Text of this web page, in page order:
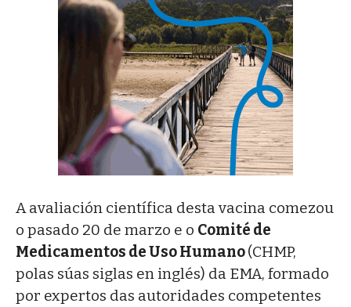
A avaliación científica desta vacina comezou
o pasado 20 de marzo e o Comité de
Medicamentos de Uso Humano(CHMP,
polas súas siglas en inglés) da EMA, formado
por expertos das autoridades competentes